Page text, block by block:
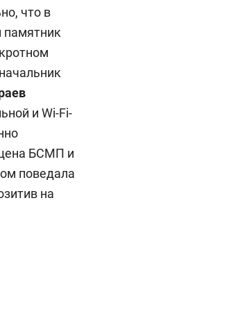
что в
памятник
и Wi-Fi-
БСМП и
поведала
на